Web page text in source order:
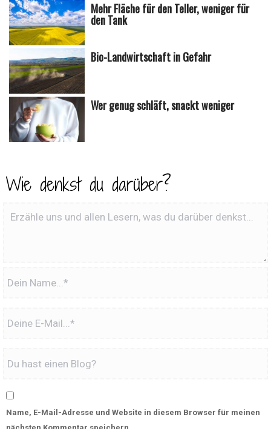
Mehr Fläche für den Teller, weniger für
den Tank
Bio-Landwirtschaft in Gefahr
Wer genug schläft, snackt weniger
Wie denkst du darüber?
Name, E-Mail-Adresse und Website in diesem Browser für meinen